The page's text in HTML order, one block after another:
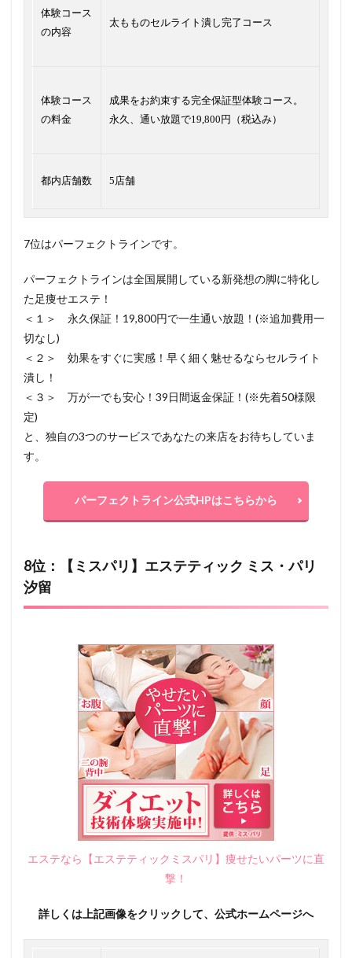
体験コース
の内容
太もものセルライト潰し完了コース
体験コース
の料金
成果をお約束する完全保証型体験コース。
永久、通い放題で19,800円（税込み）
都内店舗数 5店舗
7位はパーフェクトラインです。
パーフェクトラインは全国展開している新発想の脚に特化し
た足痩せエステ！
＜１＞ 永久保証！19,800円で一生通い放題！(※追加費用一
切なし)
＜２＞ 効果をすぐに実感！早く細く魅せるならセルライト
潰し！
＜３＞ 万が一でも安心！39日間返金保証！(※先着50様限
定)
と、独自の3つのサービスであなたの来店をお待ちしていま
す。
パーフェクトライン公式HPはこちらから
8位：【ミスパリ】エステティック ミス・パリ
汐留
エステなら【エステティックミスパリ】痩せたいパーツに直
撃！
詳しくは上記画像をクリックして、公式ホームページへ